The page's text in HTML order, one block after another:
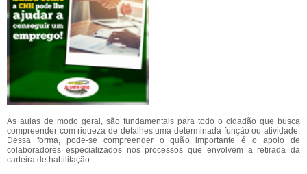
As aulas de modo geral, são fundamentais para todo o cidadão que busca
compreender com riqueza de detalhes uma determinada função ou atividade.
Dessa forma, pode-se compreender o quão importante é o apoio de
colaboradores especializados nos processos que envolvem a retirada da
carteira de habilitação.